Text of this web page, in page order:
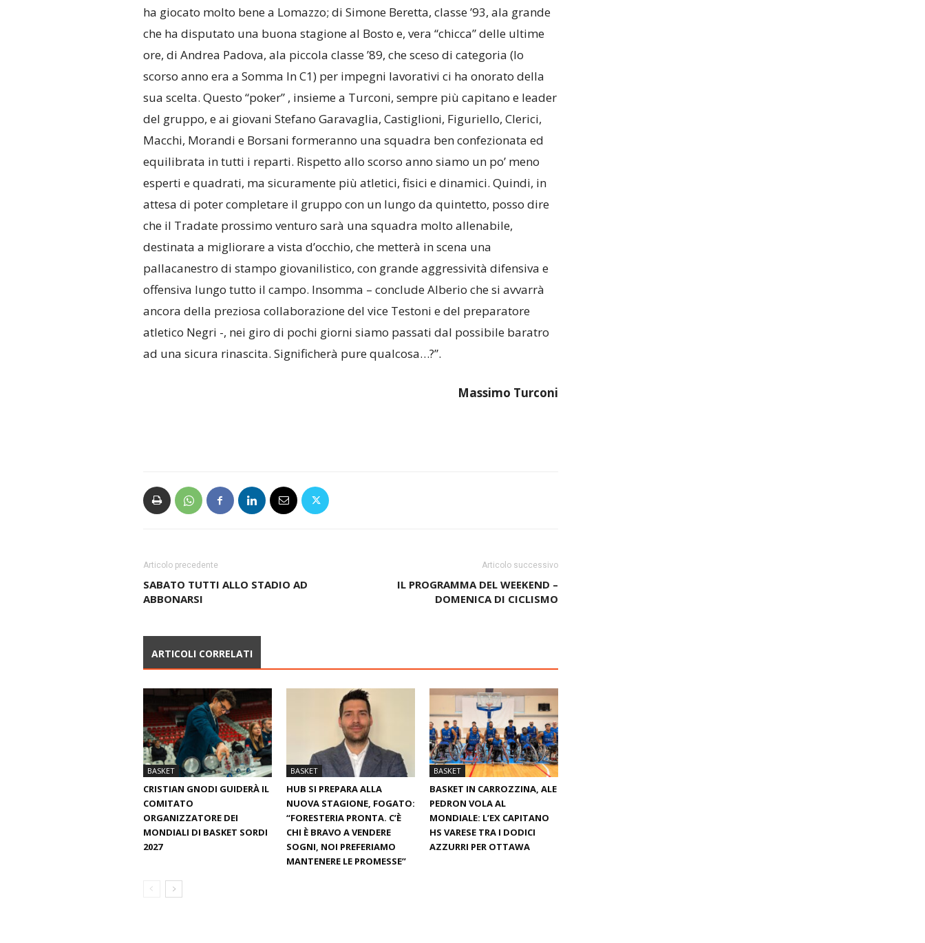
ha giocato molto bene a Lomazzo; di Simone Beretta, classe ’93, ala grande
che ha disputato una buona stagione al Bosto e, vera “chicca” delle ultime
ore, di Andrea Padova, ala piccola classe ’89, che sceso di categoria (lo
scorso anno era a Somma In C1) per impegni lavorativi ci ha onorato della
sua scelta. Questo “poker” , insieme a Turconi, sempre più capitano e leader
del gruppo, e ai giovani Stefano Garavaglia, Castiglioni, Figuriello, Clerici,
Macchi, Morandi e Borsani formeranno una squadra ben confezionata ed
equilibrata in tutti i reparti. Rispetto allo scorso anno siamo un po’ meno
esperti e quadrati, ma sicuramente più atletici, fisici e dinamici. Quindi, in
attesa di poter completare il gruppo con un lungo da quintetto, posso dire
che il Tradate prossimo venturo sarà una squadra molto allenabile,
destinata a migliorare a vista d’occhio, che metterà in scena una
pallacanestro di stampo giovanilistico, con grande aggressività difensiva e
offensiva lungo tutto il campo. Insomma – conclude Alberio che si avvarrà
ancora della preziosa collaborazione del vice Testoni e del preparatore
atletico Negri -, nei giro di pochi giorni siamo passati dal possibile baratro
ad una sicura rinascita. Significherà pure qualcosa…?”.
Massimo Turconi
Articolo precedente
SABATO TUTTI ALLO STADIO AD
ABBONARSI
Articolo successivo
IL PROGRAMMA DEL WEEKEND –
DOMENICA DI CICLISMO
ARTICOLI CORRELATI
BASKET
CRISTIAN GNODI GUIDERÀ IL
COMITATO
ORGANIZZATORE DEI
MONDIALI DI BASKET SORDI
2027
BASKET
HUB SI PREPARA ALLA
NUOVA STAGIONE, FOGATO:
“FORESTERIA PRONTA. C’È
CHI È BRAVO A VENDERE
SOGNI, NOI PREFERIAMO
MANTENERE LE PROMESSE”
BASKET
BASKET IN CARROZZINA, ALE
PEDRON VOLA AL
MONDIALE: L’EX CAPITANO
HS VARESE TRA I DODICI
AZZURRI PER OTTAWA